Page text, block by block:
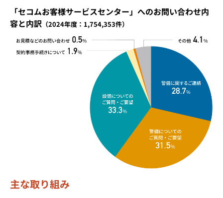
「セコムお客様サービスセンター」へのお問い合わせ内
容と内訳 （2024年度：1,754,353件）
主な取り組み